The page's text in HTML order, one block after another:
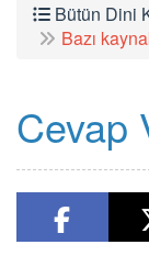
Bütün Dini
Bazı
Cevap